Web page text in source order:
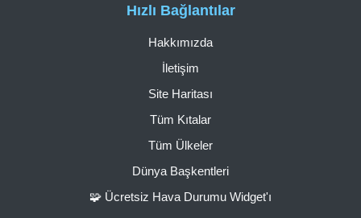
Hızlı Bağlantılar
Hakkımızda
İletişim
Site Haritası
Tüm Kıtalar
Tüm Ülkeler
Dünya Başkentleri
🧩 Ücretsiz Hava Durumu Widget'ı